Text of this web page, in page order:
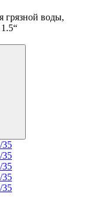
грязной воды,